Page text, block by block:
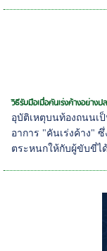
วิธีรับมือเมื่อคันเร่งค้างอย่าง
อุบัติเหตุบนท้องถนนเ
อาการ "คันเร่งค้าง"
ตระหนกให้กับผู้ขับขี่ไ